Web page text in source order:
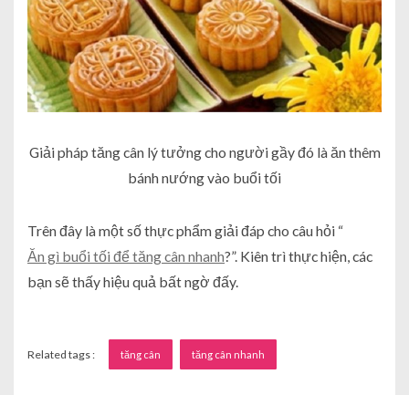
Giải pháp tăng cân lý tưởng cho người gầy đó là ăn thêm
bánh nướng vào buổi tối
Trên đây là một số thực phẩm giải đáp cho câu hỏi “
Ăn gì buổi tối để tăng cân nhanh?”. Kiên trì thực hiện, các
bạn sẽ thấy hiệu quả bất ngờ đấy.
Related tags : tăng cân tăng cân nhanh